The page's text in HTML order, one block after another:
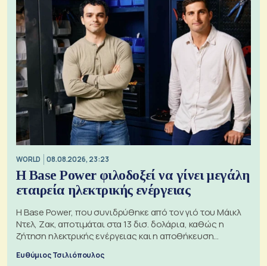
WORLD 08.08.2026, 23:23
Η Base Power φιλοδοξεί να γίνει μεγάλη
εταιρεία ηλεκτρικής ενέργειας
Η Base Power, που συνιδρύθηκε από τον γιό του Μάικλ
Ντελ, Ζακ, αποτιμάται στα 13 δισ. δολάρια, καθώς η
ζήτηση ηλεκτρικής ενέργειας και η αποθήκευση
Ευθύμιος Τσιλιόπουλος